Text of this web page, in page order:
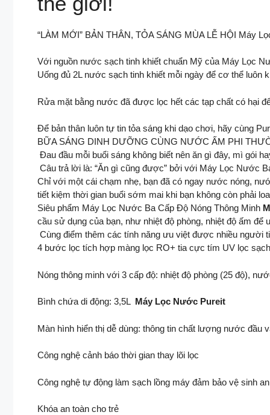
“LÀM MỚI” BẢN THÂN, TỎA SÁNG MÙA LỄ HỘI Máy
Với nguồn nước sạch tinh khiết chuẩn Mỹ của Máy Lọc
Uống đủ 2L nước sạch tinh khiết mỗi ngày để cơ thể luôn
Rửa mặt bằng nước đã được lọc hết các tạp chất có hại
Để bản thân luôn tự tin tỏa sáng khi dạo chơi, hãy cùng
BỮA SÁNG DINH DƯỠNG CÙNG NƯỚC ẤM PHI
Đau đầu mỗi buổi sáng không biết nên ăn gì đây, mì gói
Câu trả lời là: “Ăn gì cũng được” bởi với Máy Lọc Nước
​Chỉ với một cái chạm nhẹ, bạn đã có ngay nước nóng,
tiết kiệm thời gian buổi sớm mai khi bạn không còn phải
Siêu phẩm Máy Lọc Nước Ba Cấp Độ Nóng Thông Minh
cầu sử dụng của bạn, như nhiệt độ phòng, nhiệt độ ấm
Cùng điểm thêm các tính năng ưu việt được nhiều người
4 bước lọc tích hợp màng lọc RO+ tia cực tím UV lọc
Nóng thông minh với 3 cấp độ: nhiệt độ phòng (25 độ),
Bình chứa di động: 3,5L ​ Máy Lọc Nước Pureit
Màn hình hiển thị dễ dùng: thông tin chất lượng nước
Công nghệ cảnh báo thời gian thay lõi lọc ​
Công nghệ tự động làm sạch lồng máy đảm bảo vệ sinh
Khóa an toàn cho trẻ ​